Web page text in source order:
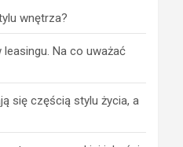
wnętrza?
Na co uważać
się częścią stylu życia, a